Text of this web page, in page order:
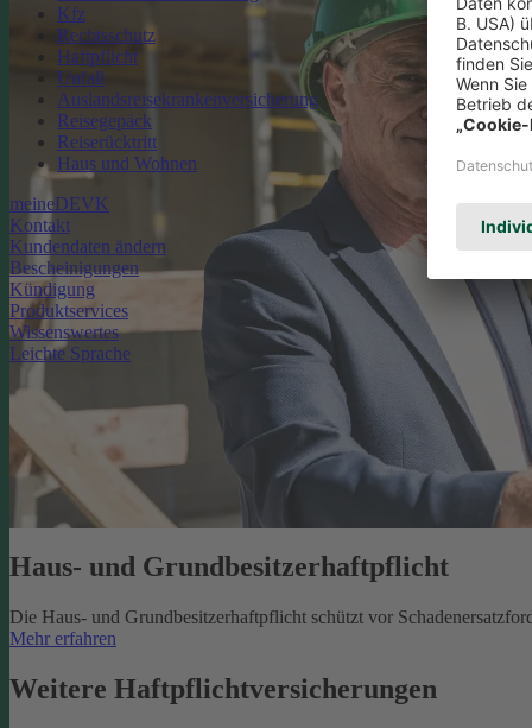
Kfz
Rechtsschutz
Haftpflicht
Unfall
Auslandsreisekrankenversicherung
Reisegepäck
Reiserücktritt
Haus und Wohnen
meineDEVK
Kontakt
Kundendaten ändern
Bescheinigungen
Kündigung
Produktservices
Wissenswertes
Leichte Sprache
Haus- und Grundbesitzerhaftpflicht
Die Haus- und Grundbesitzerhaftpflicht schützt vor
Mehr erfahren
Weitere Haftpflichtversicherungen